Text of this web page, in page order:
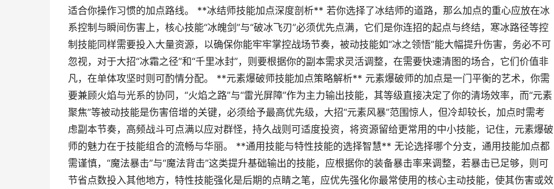
适合你操作习惯的加点路线。 **冰结师技能加点深度剖析** 若你选择了冰结师的道路，那么加点的重心应放在冰
系控制与瞬间伤害上，核心技能“冰魄剑”与“破冰飞刃”必须优先点满，它们是你连招的起点与终结，寒冰路径等控
制技能同样需要投入大量资源，以确保你能牢牢掌控战场节奏，被动技能如“冰之领悟”能大幅提升伤害，务必不可
忽视，对于大招“冰霜之径”和“千里冰封”，则要根据你的副本需求灵活调整，在需要快速清图的场合，它们价值非
凡，在单体攻坚时则可酌情分配。 **元素爆破师技能加点策略解析** 元素爆破师的加点是一门平衡的艺术，你需
要兼顾火焰与光系的协同，“火焰之路”与“雷光屏障”作为主力输出技能，其等级直接决定了你的清场效率，而“元素
聚焦”等被动技能是伤害倍增的关键，必须给予最高优先级，大招“元素风暴”范围惊人，但冷却较长，加点时需考
虑副本节奏，高频战斗可点满以应对群怪，持久战则可适度投资，将资源留给更常用的中小技能，记住，元素爆破
师的魅力在于技能组合的流畅与华丽。 **通用技能与特性技能的选择智慧** 无论选择哪个分支，通用技能加点都
需谨慎，“魔法暴击”与“魔法背击”这类提升基础输出的技能，应根据你的装备暴击率来调整，若暴击已足够，则可
节省点数投入其他地方，特性技能强化是后期的点睛之笔，应优先强化你最常使用的核心主动技能，使其伤害或效